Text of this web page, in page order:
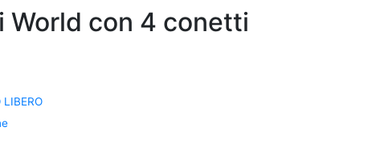
World con 4 conetti
LIBERO